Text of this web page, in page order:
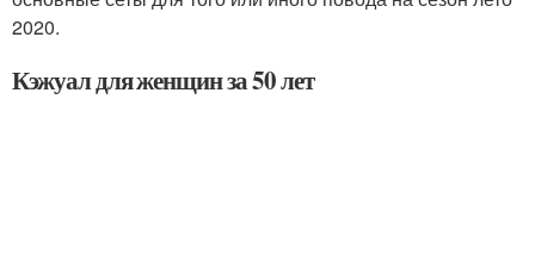
2020.
Кэжуал для женщин за 50 лет